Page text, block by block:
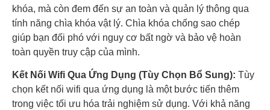
khóa, mà còn đem đến sự an toàn và quản lý thông qua
tính năng chìa khóa vật lý. Chìa khóa chống sao chép
giúp bạn đối phó với nguy cơ bất ngờ và bảo vệ hoàn
toàn quyền truy cập của mình.
Kết Nối Wifi Qua Ứng Dụng (Tùy Chọn Bổ Sung): Tùy
chọn kết nối wifi qua ứng dụng là một bước tiến thêm
trong việc tối ưu hóa trải nghiệm sử dụng. Với khả năng